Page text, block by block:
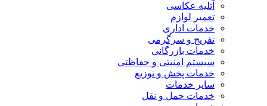
آتلیه عکاسی
تعمیر لوازم
خدمات اداری
تفریح و سرگرمی
خدمات بازرگانی
سیستم امنیتی و حفاظتی
خدمات پخش و توزیع
سایر خدمات
خدمات حمل و نقل